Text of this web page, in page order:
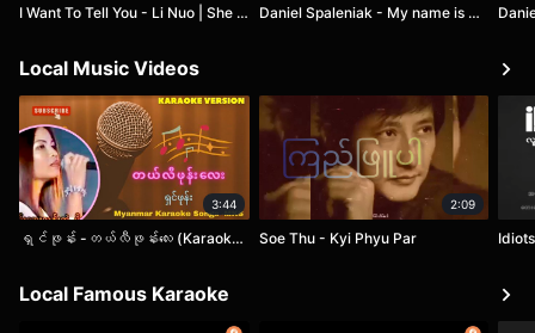
I Want To Tell You - Li Nuo | She is the one ost | With / Lyrics | Chinese Drama Daniel Spaleniak - My name is wind
Local Music Videos
3:44
ရှင်ဖုန်း -တယ်လီဖုန်းလေး (Karaoke Version)
2:09
Soe Thu - Kyi Phyu Par
Local Famous Karaoke